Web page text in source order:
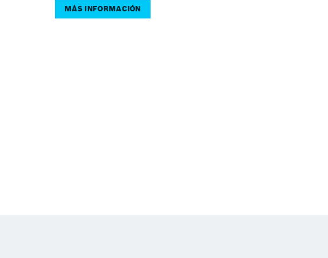
MÁS INFORMACIÓN